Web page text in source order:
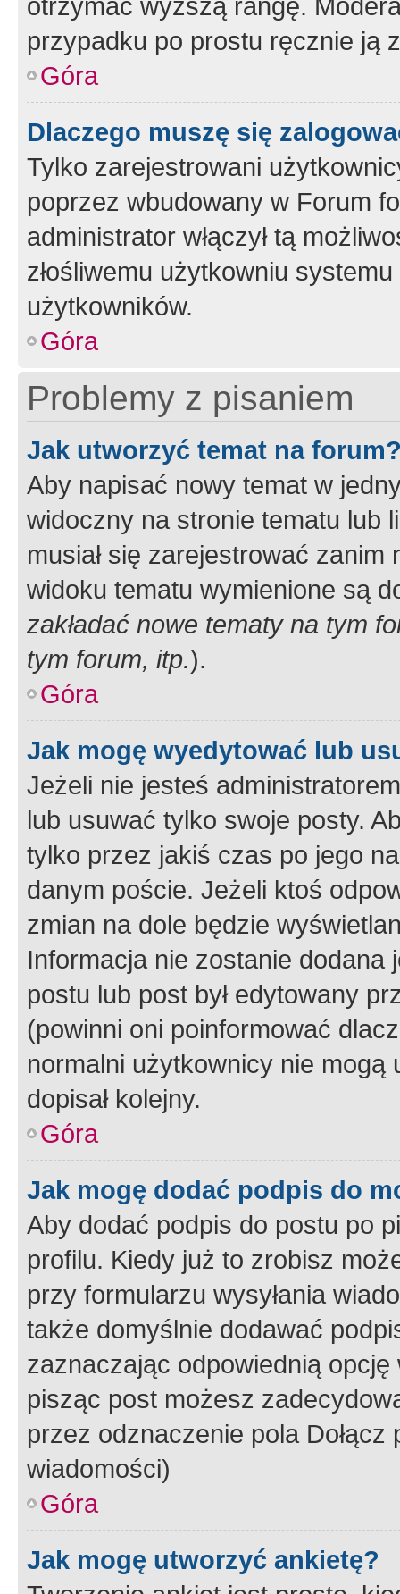
przypadku po prostu ręcznie ją
Góra
Dlaczego muszę się
Tylko zarejestrowani
poprzez wbudowany w Forum
administrator włączył tą
złośliwemu użytkowniu
użytkowników.
Góra
Problemy z pisaniem
Jak utworzyć temat na
Aby napisać nowy temat w
widoczny na stronie tematu lub
musiał się zarejestrować
widoku tematu wymienione są
zakładać nowe tematy na tym
tym forum, itp.).
Góra
Jak mogę wyedytować lub
Jeżeli nie jesteś
lub usuwać tylko swoje posty.
tylko przez jakiś czas po jego
danym poście. Jeżeli ktoś
zmian na dole będzie
Informacja nie zostanie dodana
postu lub post był edytowany
(powinni oni poinformować
normalni użytkownicy nie
dopisał kolejny.
Góra
Jak mogę dodać podpis do
Aby dodać podpis do postu po
profilu. Kiedy już to zrobisz
przy formularzu wysyłania
także domyślnie dodawać
zaznaczając odpowiednią
pisząc post możesz
przez odznaczenie pola
wiadomości)
Góra
Jak mogę utworzyć ankietę?